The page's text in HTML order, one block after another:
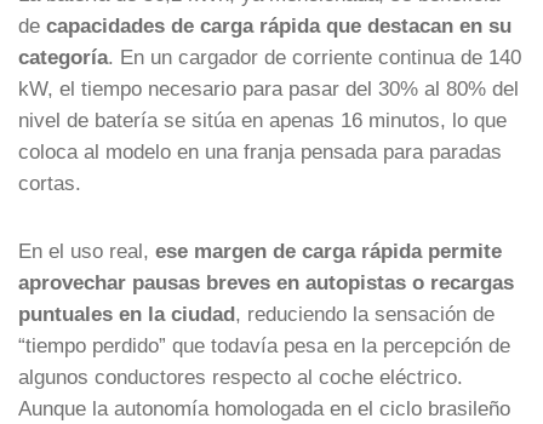
de capacidades de carga rápida que destacan en su
categoría. En un cargador de corriente continua de 140
kW, el tiempo necesario para pasar del 30% al 80% del
nivel de batería se sitúa en apenas 16 minutos, lo que
coloca al modelo en una franja pensada para paradas
cortas.
En el uso real, ese margen de carga rápida permite
aprovechar pausas breves en autopistas o recargas
puntuales en la ciudad, reduciendo la sensación de
“tiempo perdido” que todavía pesa en la percepción de
algunos conductores respecto al coche eléctrico.
Aunque la autonomía homologada en el ciclo brasileño